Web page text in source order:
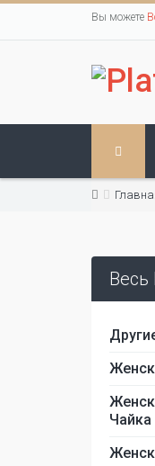
Вы можете
Весь
Чайка